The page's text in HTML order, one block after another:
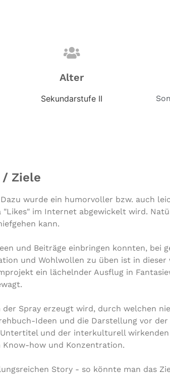
Alter
Sekundarstufe II
/ Ziele
wurde ein humorvoller bzw. auch
im Internet abgewickelt wird.
kann.
und Beiträge einbringen konnten, bei
und Wohlwollen zu üben ist in dieser
ein lächelnder Ausflug in
Spray erzeugt wird, durch welchen
Ideen und die Darstellung vor
und der interkulturell
Know-how und Konzentration.
Story - so könnte man das